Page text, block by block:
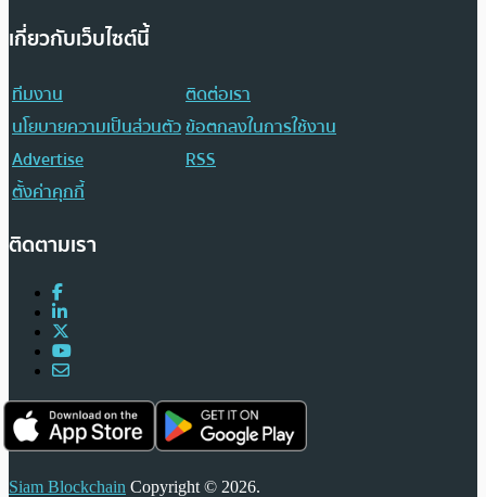
เกี่ยวกับเว็บไซต์นี้
ทีมงาน
ติดต่อเรา
นโยบายความเป็นส่วนตัวข้อตกลงในการใช้งาน
Advertise
RSS
ตั้งค่าคุกกี้
ติดตามเรา
Siam Blockchain Copyright © 2026.